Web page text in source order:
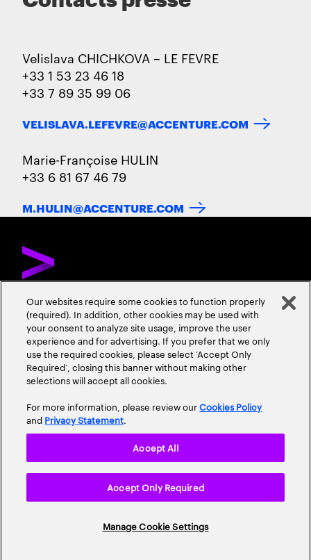
Velislava CHICHKOVA – LE FEVRE
+33 1 53 23 46 18
+33 7 89 35 99 06
VELISLAVA.LEFEVRE@ACCENTURE.COM
Marie-Françoise HULIN
+33 6 81 67 46 79
M.HULIN@ACCENTURE.COM
DÉCOUVREZ ACCENTURENOUS CONTACTERCARRIÈRES
ADRESSES
Conditions d'Utilisation
Plan du Site
Our websites require some cookies to function properly
(required). In addition, other cookies may be used with
your consent to analyze site usage, improve the user
experience and for advertising. If you prefer that we only
use the required cookies, please select ‘Accept Only
Required’, closing this banner without making other
selections will accept all cookies.
For more information, please review ourCookies Policy
and Privacy Statement.
Manage Cookie Settings
Accept Only Required
Accept All